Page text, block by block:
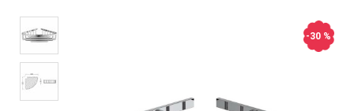
-30 %